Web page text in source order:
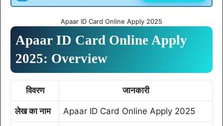
Apaar ID Card Online Apply 2025
Apaar ID Card Online Apply
2025: Overview
विवरण जानकारी
लेख का नाम Apaar ID Card Online Apply 2025